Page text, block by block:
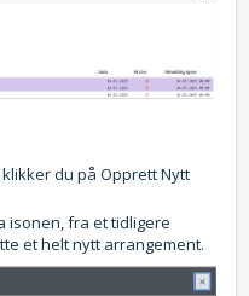
du på Opprett Nytt
isonen, fra et tidligere
et helt nytt arrangement.